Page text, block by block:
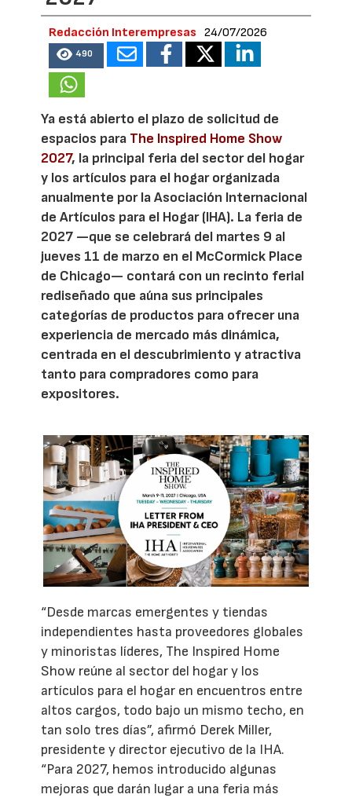
Redacción Interempresas 24/07/2026
490
Ya está abierto el plazo de solicitud de
espacios para The Inspired Home Show
2027, la principal feria del sector del hogar
y los artículos para el hogar organizada
anualmente por la Asociación Internacional
de Artículos para el Hogar (IHA). La feria de
2027 —que se celebrará del martes 9 al
jueves 11 de marzo en el McCormick Place
de Chicago— contará con un recinto ferial
rediseñado que aúna sus principales
categorías de productos para ofrecer una
experiencia de mercado más dinámica,
centrada en el descubrimiento y atractiva
tanto para compradores como para
expositores.
“Desde marcas emergentes y tiendas
independientes hasta proveedores globales
y minoristas líderes, The Inspired Home
Show reúne al sector del hogar y los
artículos para el hogar en encuentros entre
altos cargos, todo bajo un mismo techo, en
tan solo tres días”, afirmó Derek Miller,
presidente y director ejecutivo de la IHA.
“Para 2027, hemos introducido algunas
mejoras que darán lugar a una feria más